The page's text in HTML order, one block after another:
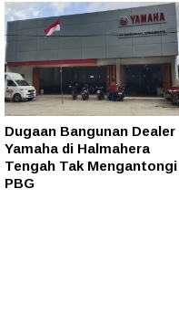
Dugaan Bangunan Dealer
Yamaha di Halmahera
Tengah Tak Mengantongi
PBG